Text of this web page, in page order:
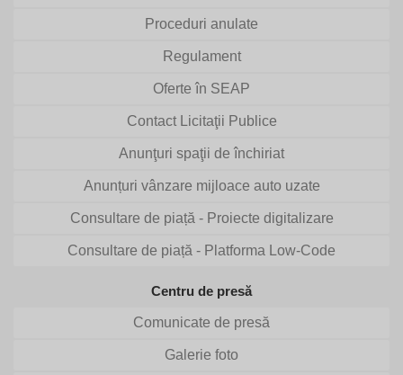
Proceduri anulate
Regulament
Oferte în SEAP
Contact Licitaţii Publice
Anunţuri spaţii de închiriat
Anunțuri vânzare mijloace auto uzate
Consultare de piață - Proiecte digitalizare
Consultare de piață - Platforma Low-Code
Centru de presă
Comunicate de presă
Galerie foto